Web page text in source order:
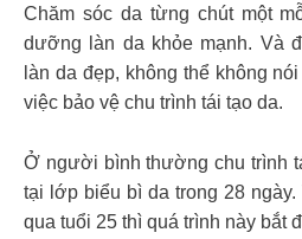
Chăm sóc da từng chút một
dưỡng làn da khỏe mạnh. Và
làn da đẹp, không thể không
việc bảo vệ chu trình tái tạo da.
Ở người bình thường chu trình
tại lớp biểu bì da trong 28
qua tuổi 25 thì quá trình này bắt